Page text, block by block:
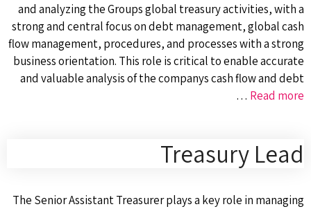
and analyzing the Groups global treasury activities, with a
strong and central focus on debt management, global cash
flow management, procedures, and processes with a strong
business orientation. This role is critical to enable accurate
and valuable analysis of the companys cash flow and debt
… Read more
Treasury Lead
The Senior Assistant Treasurer plays a key role in managing